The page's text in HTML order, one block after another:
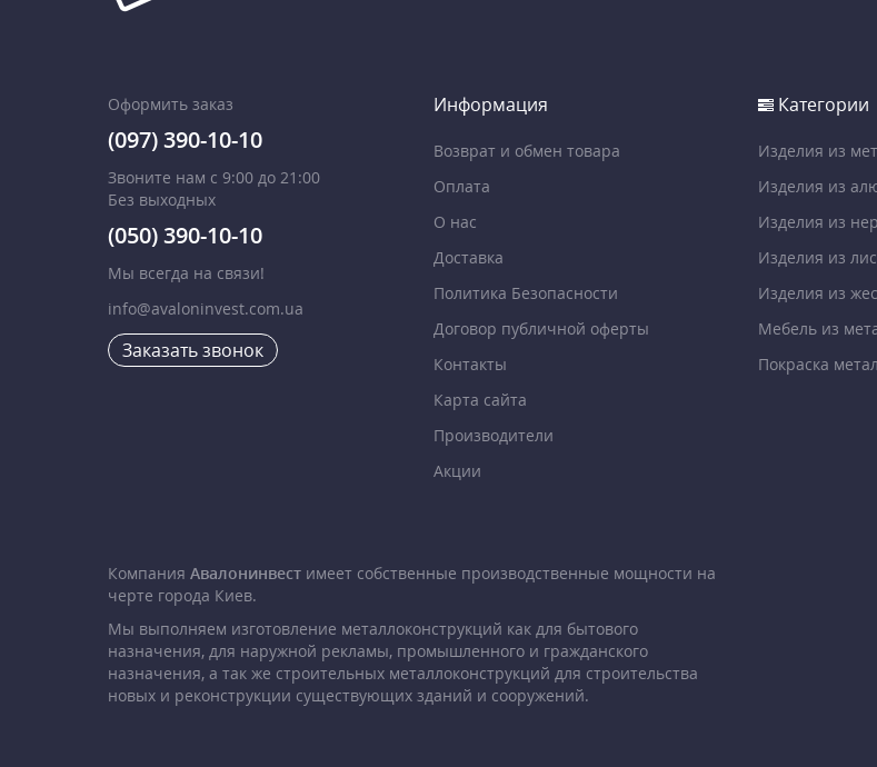
Оформить заказ
(097) 390-10-10
Звоните нам с 9:00 до 21:00
Без выходных
(050) 390-10-10
Мы всегда на связи!
info@avaloninvest.com.ua
Заказать звонок
Информация
Возврат и обмен товара
Оплата
О нас
Доставка
Политика Безопасности
Договор публичной оферты
Контакты
Карта сайта
Производители
Акции
Категории
Изделия из
Изделия из
Изделия из
Изделия из
Изделия из
Мебель из
Покраска
Компания Авалонинвест имеет собственные производственные мощности на
черте города Киев.
Мы выполняем изготовление металлоконструкций как для бытового
назначения, для наружной рекламы, промышленного и гражданского
назначения, а так же строительных металлоконструкций для строительства
новых и реконструкции существующих зданий и сооружений.